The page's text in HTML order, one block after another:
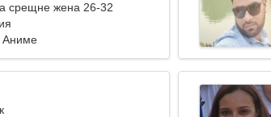
срещне жена 26-32
Аниме